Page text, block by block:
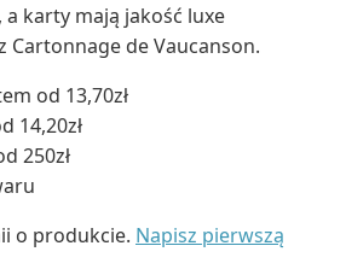
karty mają jakość luxe
Cartonnage de Vaucanson.
od 13,70zł
14,20zł
250zł
o produkcie. Napisz pierwszą